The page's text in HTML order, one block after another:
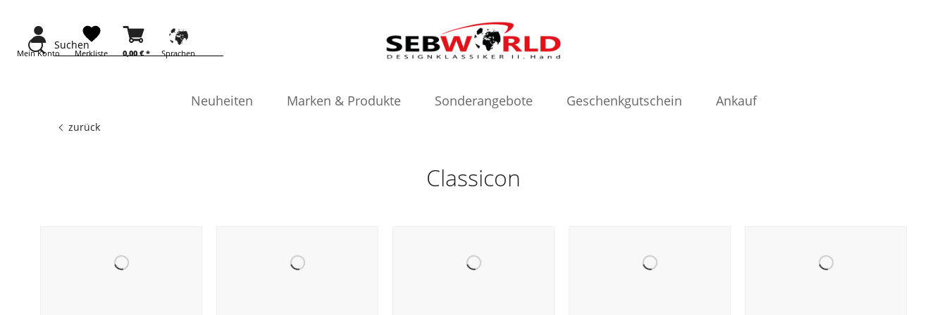
Suchen
Mein Konto 0,00 €*
Merkliste Sprachen
Neuheiten Marken & Produkte Sonderangebote Geschenkgutschein Ankauf
zurück
Classicon